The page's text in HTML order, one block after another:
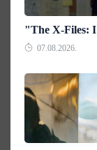
"The X-Files:
07.08.2026.